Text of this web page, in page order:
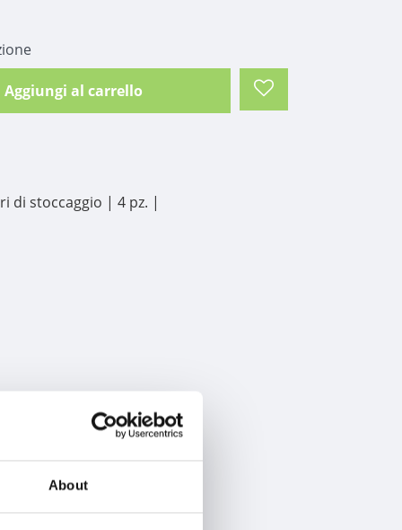
About
Aggiungi al carrello
di stoccaggio | 4 pz. |